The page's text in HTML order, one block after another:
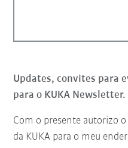
Updates, convites para
para o KUKA Newsletter.
Com o presente autorizo
da KUKA para o meu